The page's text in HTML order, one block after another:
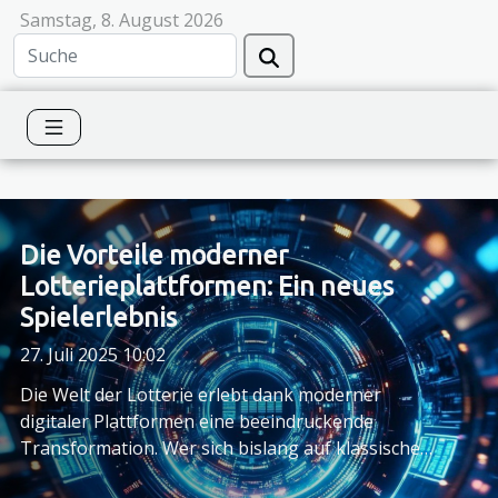
Samstag, 8. August 2026
Die Vorteile moderner
Lotterieplattformen: Ein neues
Spielerlebnis
27. Juli 2025 10:02
Die Welt der Lotterie erlebt dank moderner
digitaler Plattformen eine beeindruckende
Transformation. Wer sich bislang auf klassische
Tippscheine verlassen hat, entdeckt heute